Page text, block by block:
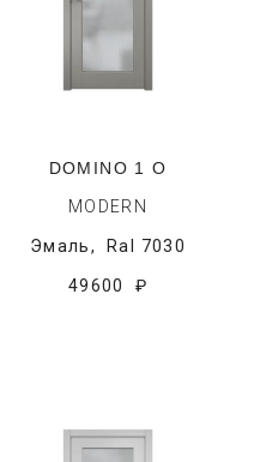
DOMINO 1 O
MODERN
Эмаль, Ral 7030
49600 ₽